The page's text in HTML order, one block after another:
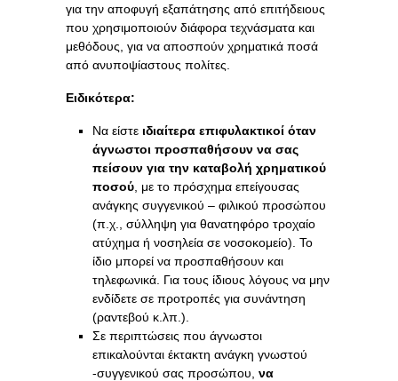
για την αποφυγή εξαπάτησης από επιτήδειους
που χρησιμοποιούν διάφορα τεχνάσματα και
μεθόδους, για να αποσπούν χρηματικά ποσά
από ανυποψίαστους πολίτες.
Ειδικότερα:
Να είστε ιδιαίτερα επιφυλακτικοί όταν
άγνωστοι προσπαθήσουν να σας
πείσουν για την καταβολή χρηματικού
ποσού , με το πρόσχημα επείγουσας
ανάγκης συγγενικού – φιλικού προσώπου
(π.χ., σύλληψη για θανατηφόρο τροχαίο
ατύχημα ή νοσηλεία σε νοσοκομείο). Το
ίδιο μπορεί να προσπαθήσουν και
τηλεφωνικά. Για τους ίδιους λόγους να μην
ενδίδετε σε προτροπές για συνάντηση
(ραντεβού κ.λπ.).
Σε περιπτώσεις που άγνωστοι
επικαλούνται έκτακτη ανάγκη γνωστού
-συγγενικού σας προσώπου, να